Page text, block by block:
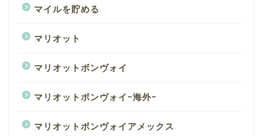
マイルを貯める
マリオット
マリオットボンヴォイ
マリオットボンヴォイｰ海外ｰ
マリオットボンヴォイアメックス